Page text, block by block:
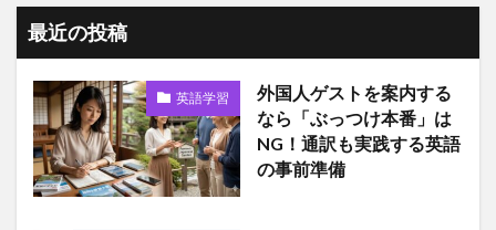
最近の投稿
英語学習
外国人ゲストを案内する
なら「ぶっつけ本番」は
NG！通訳も実践する英語
の事前準備